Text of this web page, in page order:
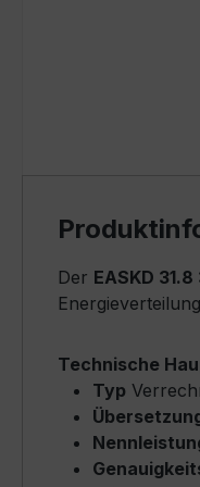
Der EASKD
Technische
Typ